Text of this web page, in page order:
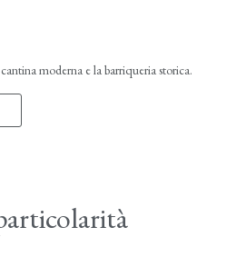
moderna e la barriqueria storica.